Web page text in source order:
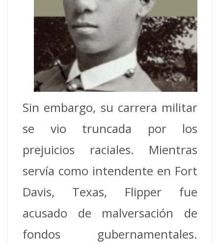
Sin embargo, su carrera militar
se vio truncada por los
prejuicios raciales. Mientras
servía como intendente en Fort
Davis, Texas, Flipper fue
acusado de malversación de
fondos gubernamentales.